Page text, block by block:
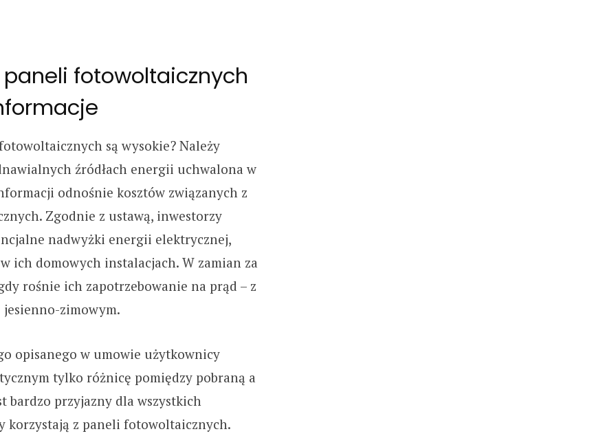
fotowoltaicznych
są wysokie? Należy
źródłach energii uchwalona w
odnośnie kosztów związanych z
Zgodnie z ustawą, inwestorzy
nadwyżki energii elektrycznej,
ich domowych instalacjach. W zamian za
rośnie ich zapotrzebowanie na prąd – z
jesienno-zimowym.
opisanego w umowie użytkownicy
tylko różnicę pomiędzy pobraną a
bardzo przyjazny dla wszystkich
korzystają z paneli fotowoltaicznych.